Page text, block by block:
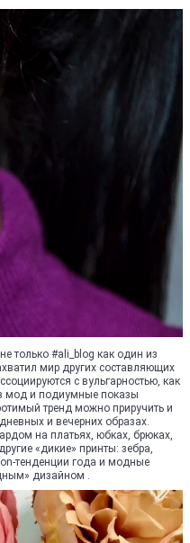
только #ali_blog как один из
мир других составляющих
с вульгарностью, как
мод и подиумные показы
тренд можно приручить и
и вечерних образах.
на платьях, юбках, брюках,
«дикие» принты: зебра,
тенденции года и модные
дизайном .